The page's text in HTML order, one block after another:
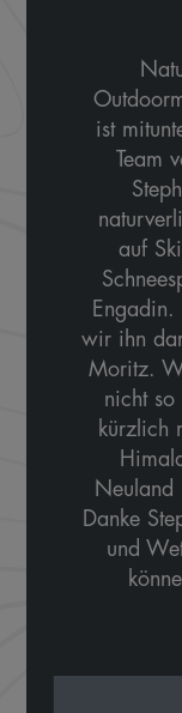
ist
Team
auf
wir ihn
Moritz.
nicht so
kürzlich
Neuland
Danke
und